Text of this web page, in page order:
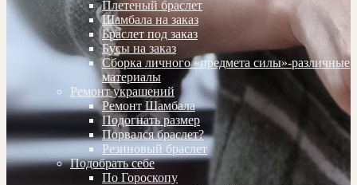
Плетеный браслет
Шамбала на заказ
Браслет под заказ
Бусы на заказ
Сборка личного «предмета силы»-различные
материалы
Ремонт украшений
Ремонт Шамбала
Подогнать размер
Порвался браслет?
Резиновый браслет
Подобрать себе
По Гороскопу